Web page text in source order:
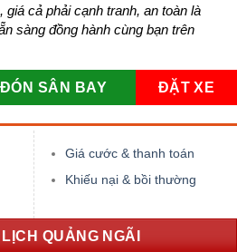
giá cả phải cạnh tranh, an toàn là
sàng đồng hành cùng bạn trên
SÂN BAY ĐẶT XE
Giá cước & thanh toán
Khiếu nại & bồi thường
QUẢNG NGÃI